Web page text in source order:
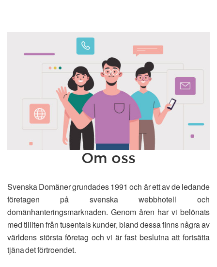
Om oss
Svenska Domäner grundades 1991 och är ett av de ledande
företagen på svenska webbhotell och
domänhanteringsmarknaden. Genom åren har vi belönats
med tilliten från tusentals kunder, bland dessa finns några av
världens största företag och vi är fast beslutna att fortsätta
tjäna det förtroendet.